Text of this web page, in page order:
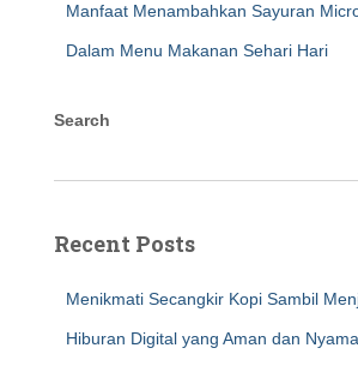
Manfaat Menambahkan Sayuran
Dalam Menu Makanan Sehari Hari
Search
Recent Posts
Menikmati Secangkir Kopi Sambil
Hiburan Digital yang Aman dan